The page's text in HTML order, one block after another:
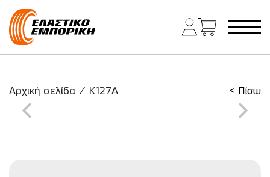
Κύρια πλοήγηση
Αρχική σελίδα / K127A < Πίσω